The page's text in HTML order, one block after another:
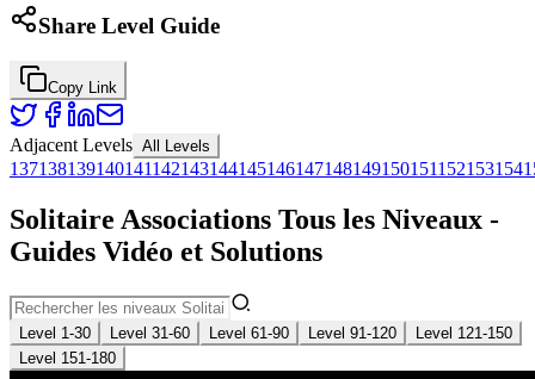
Share Level Guide
Copy Link
Adjacent Levels All Levels
137138139140141142143144145146147148149150151152153154
Solitaire Associations Tous les Niveaux -
Guides Vidéo et Solutions
Level 1-30 Level 31-60 Level 61-90 Level 91-120
Level 121-150
Level 151-180